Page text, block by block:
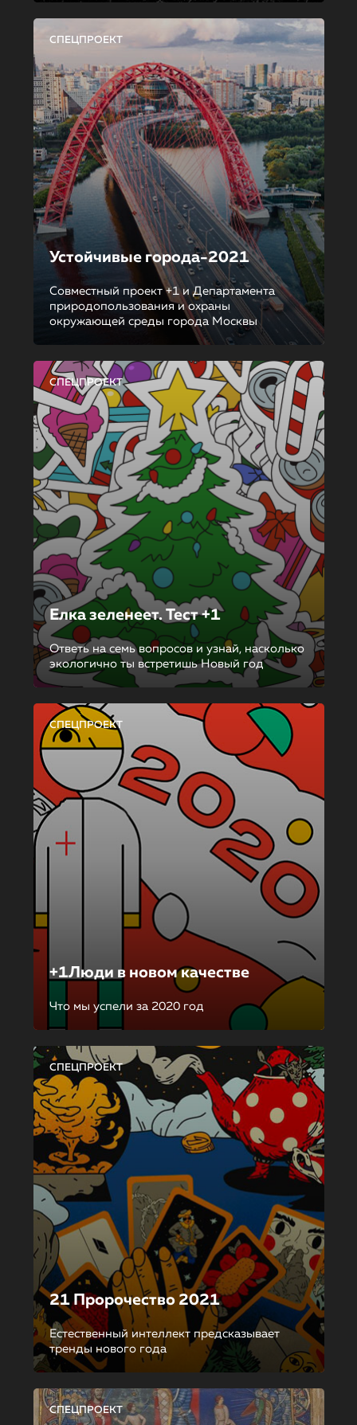
СПЕЦПРОЕКТ
Устойчивые города-2021
Совместный проект +1 и Департамента
природопользования и охраны
окружающей среды города Москвы
СПЕЦПРОЕКТ
Елка зеленеет. Тест +1
Ответь на семь вопросов и узнай, насколько
экологично ты встретишь Новый год
СПЕЦПРОЕКТ
+1Люди в новом качестве
Что мы успели за 2020 год
СПЕЦПРОЕКТ
21 Пророчество 2021
Естественный интеллект предсказывает
тренды нового года
СПЕЦПРОЕКТ